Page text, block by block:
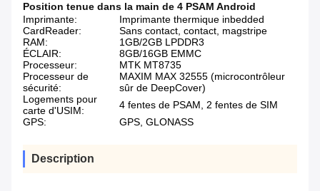
Position tenue dans la main de 4 PSAM Android
Imprimante:
Imprimante thermique inbedded
CardReader:
Sans contact, contact, magstripe
RAM:
1GB/2GB LPDDR3
ÉCLAIR:
8GB/16GB EMMC
Processeur:
MTK MT8735
Processeur de
sécurité:
MAXIM MAX 32555 (microcontrôleur
sûr de DeepCover)
Logements pour
carte d'USIM:
4 fentes de PSAM, 2 fentes de SIM
GPS:
GPS, GLONASS
Description